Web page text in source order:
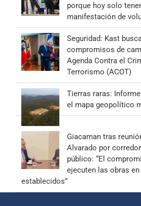
porque hoy solo
manifestación de
Seguridad: Kast
compromisos de
Agenda Contra el
Terrorismo (ACOT)
Tierras raras:
el mapa geopolítico
Giacaman tras
Alvarado por
público: “El
ejecuten las obras
establecidos”